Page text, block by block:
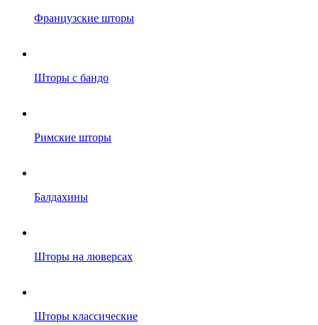
Французские шторы
Шторы с бандо
Римские шторы
Балдахины
Шторы на люверсах
Шторы классические